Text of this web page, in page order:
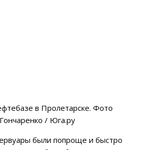
в Пролетарске. Фото
/ Юга.ру
были попроще и быстро